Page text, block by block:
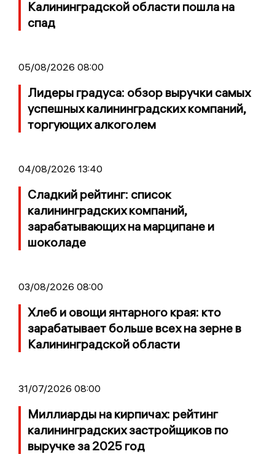
Калининградской области пошла на
спад
05/08/2026 08:00
Лидеры градуса: обзор выручки самых
успешных калининградских компаний,
торгующих алкоголем
04/08/2026 13:40
Сладкий рейтинг: список
калининградских компаний,
зарабатывающих на марципане и
шоколаде
03/08/2026 08:00
Хлеб и овощи янтарного края: кто
зарабатывает больше всех на зерне в
Калининградской области
31/07/2026 08:00
Миллиарды на кирпичах: рейтинг
калининградских застройщиков по
выручке за 2025 год